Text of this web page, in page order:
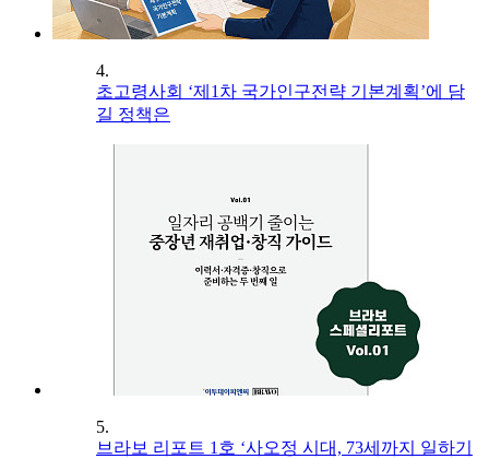
4.
초고령사회 ‘제1차 국가인구전략 기본계획’에 담
길 정책은
5.
브라보 리포트 1호 ‘사오정 시대, 73세까지 일하기